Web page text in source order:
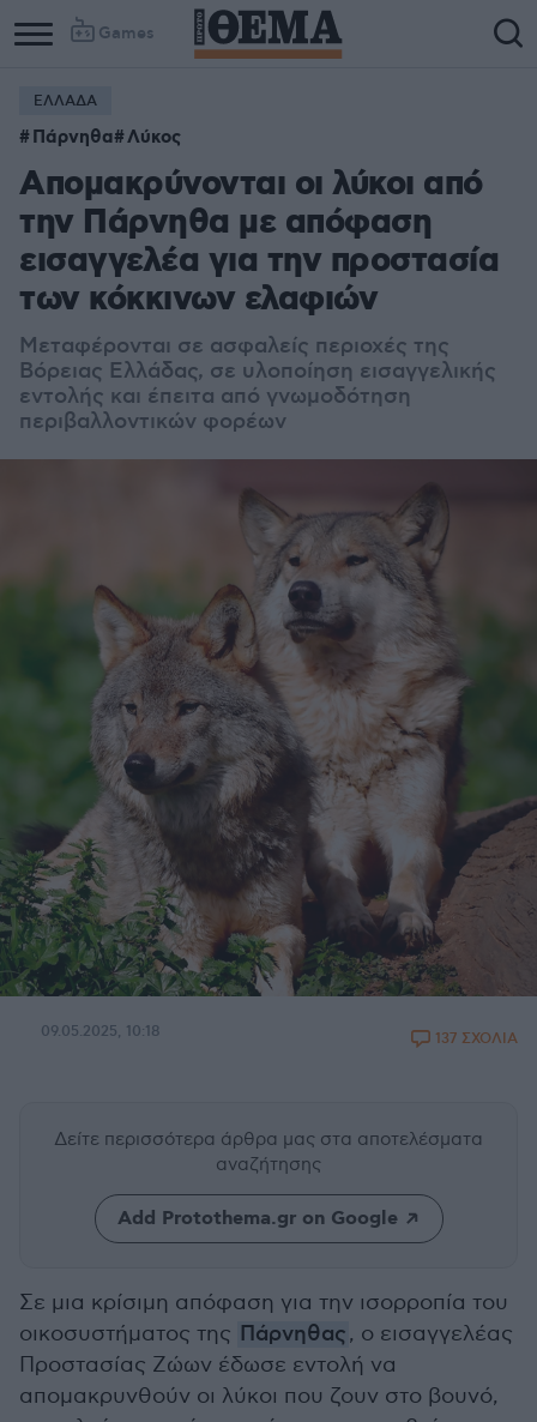
Games
ΕΛΛΑΔΑ
Πάρνηθα Λύκος
Απομακρύνονται οι λύκοι από
την Πάρνηθα με απόφαση
εισαγγελέα για την προστασία
των κόκκινων ελαφιών
Μεταφέρονται σε ασφαλείς περιοχές της
Βόρειας Ελλάδας, σε υλοποίηση εισαγγελικής
εντολής και έπειτα από γνωμοδότηση
περιβαλλοντικών φορέων
09.05.2025, 10:18 137 ΣΧΟΛΙΑ
Δείτε περισσότερα άρθρα μας στα αποτελέσματα
αναζήτησης
Add Protothema.gr on Google
Σε μια κρίσιμη απόφαση για την ισορροπία του
οικοσυστήματος της Πάρνηθας, ο εισαγγελέας
Προστασίας Ζώων έδωσε εντολή να
απομακρυνθούν οι λύκοι που ζουν στο βουνό,